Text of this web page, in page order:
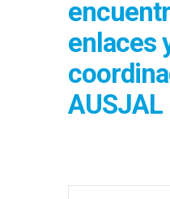
enlaces
AUSJAL